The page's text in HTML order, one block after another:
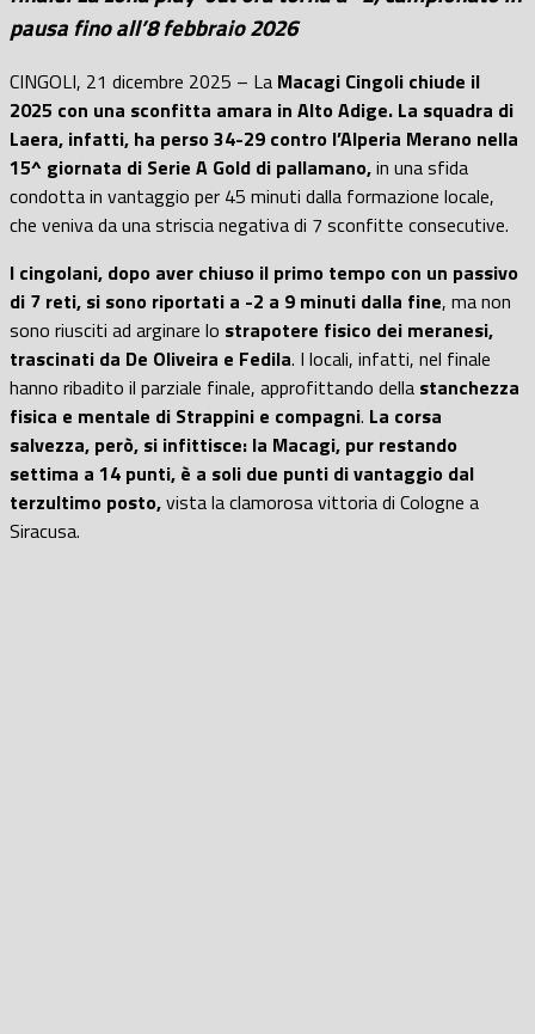
pausa fino all’8 febbraio 2026
CINGOLI, 21 dicembre 2025 – La Macagi Cingoli chiude il
2025 con una sconfitta amara in Alto Adige. La squadra di
Laera, infatti, ha perso 34-29 contro l’Alperia Merano nella
15^ giornata di Serie A Gold di pallamano,in una sfida
condotta in vantaggio per 45 minuti dalla formazione locale,
che veniva da una striscia negativa di 7 sconfitte consecutive.
I cingolani, dopo aver chiuso il primo tempo con un passivo
di 7 reti, si sono riportati a -2 a 9 minuti dalla fine, ma non
sono riusciti ad arginare lo strapotere fisico dei meranesi,
trascinati da De Oliveira e Fedila. I locali, infatti, nel finale
hanno ribadito il parziale finale, approfittando della stanchezza
fisica e mentale di Strappini e compagni. La corsa
salvezza, però, si infittisce: la Macagi, pur restando
settima a 14 punti, è a soli due punti di vantaggio dal
terzultimo posto,vista la clamorosa vittoria di Cologne a
Siracusa.